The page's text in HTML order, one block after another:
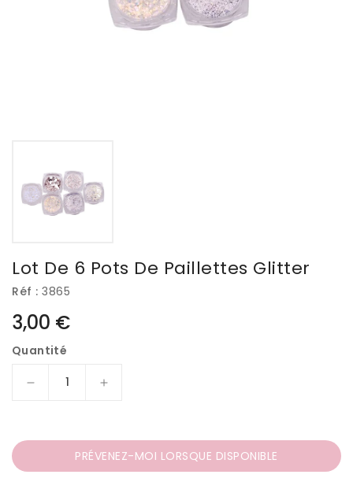
Lot De 6 Pots De Paillettes Glitter
Réf : 3865
Prix
habituel
3,00 €
Quantité
Réduire
de
de
Augmenter
de
Lot
de
PRÉVENEZ-MOI LORSQUE DISPONIBLE